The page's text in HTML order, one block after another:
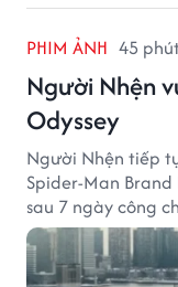
PHIM ẢNH 45
Người Nhện
Odyssey
Người Nhện tiếp
Spider-Man
sau 7 ngày công
của Tom Holland
Odyssey trên